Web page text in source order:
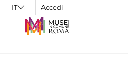
Accedi